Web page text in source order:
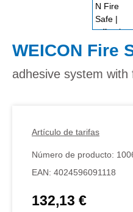
WEICON Fire
adhesive system
Artículo de tarifas
Número de producto:
EAN: 4024596091118
Precio normal:
132,13 €